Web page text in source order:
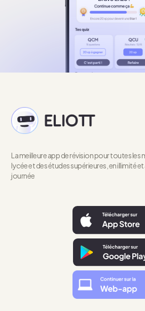
La meilleure app de révision pour toutes les
lycée et des études supérieures, en illimité
journée